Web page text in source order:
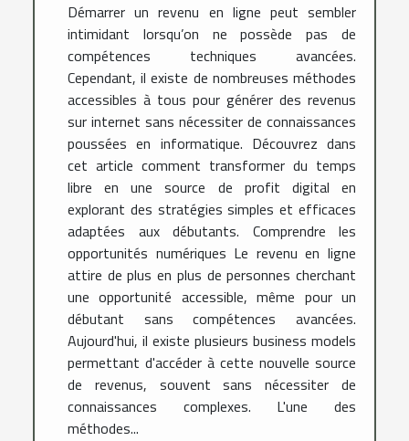
Démarrer un revenu en ligne peut sembler
intimidant lorsqu’on ne possède pas de
compétences techniques avancées.
Cependant, il existe de nombreuses méthodes
accessibles à tous pour générer des revenus
sur internet sans nécessiter de connaissances
poussées en informatique. Découvrez dans
cet article comment transformer du temps
libre en une source de profit digital en
explorant des stratégies simples et efficaces
adaptées aux débutants. Comprendre les
opportunités numériques Le revenu en ligne
attire de plus en plus de personnes cherchant
une opportunité accessible, même pour un
débutant sans compétences avancées.
Aujourd'hui, il existe plusieurs business models
permettant d'accéder à cette nouvelle source
de revenus, souvent sans nécessiter de
connaissances complexes. L'une des
méthodes...